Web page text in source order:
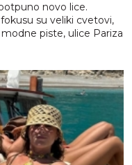
novo lice.
su veliki cvetovi,
piste, ulice Pariza